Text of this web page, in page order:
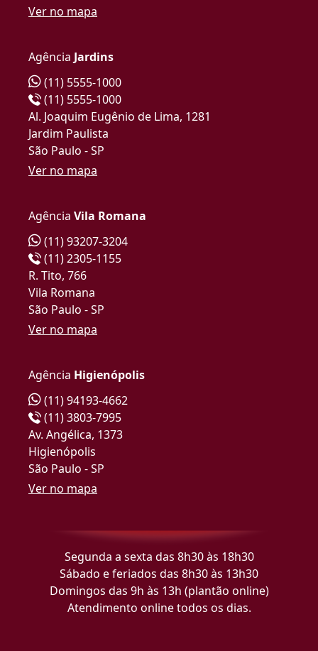
Ver no mapa
Agência Jardins
(11) 5555-1000
(11) 5555-1000
Al. Joaquim Eugênio de Lima, 1281
Jardim Paulista
São Paulo - SP
Ver no mapa
Agência Vila Romana
(11) 93207-3204
(11) 2305-1155
R. Tito, 766
Vila Romana
São Paulo - SP
Ver no mapa
Agência Higienópolis
(11) 94193-4662
(11) 3803-7995
Av. Angélica, 1373
Higienópolis
São Paulo - SP
Ver no mapa
Segunda a sexta das 8h30 às 18h30
Sábado e feriados das 8h30 às 13h30
Domingos das 9h às 13h (plantão online)
Atendimento online todos os dias.